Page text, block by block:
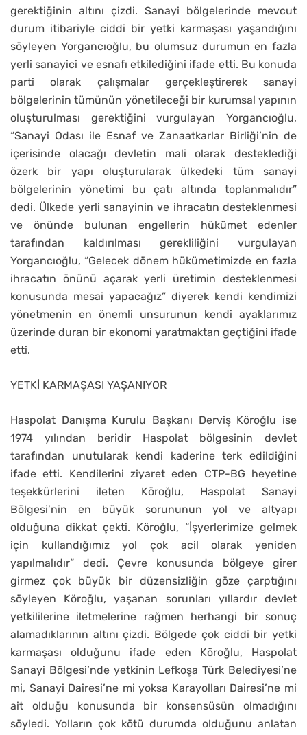
gerektiğinin altını çizdi. Sanayi bölgelerinde mevcut
durum itibariyle ciddi bir yetki karmaşası yaşandığını
söyleyen Yorgancıoğlu, bu olumsuz durumun en fazla
yerli sanayici ve esnafı etkilediğini ifade etti. Bu konuda
parti olarak çalışmalar gerçekleştirerek sanayi
bölgelerinin tümünün yönetileceği bir kurumsal yapının
oluşturulması gerektiğini vurgulayan Yorgancıoğlu,
“Sanayi Odası ile Esnaf ve Zanaatkarlar Birliği’nin de
içerisinde olacağı devletin mali olarak desteklediği
özerk bir yapı oluşturularak ülkedeki tüm sanayi
bölgelerinin yönetimi bu çatı altında toplanmalıdır”
dedi. Ülkede yerli sanayinin ve ihracatın desteklenmesi
ve önünde bulunan engellerin hükümet edenler
tarafından kaldırılması gerekliliğini vurgulayan
Yorgancıoğlu, “Gelecek dönem hükümetimizde en fazla
ihracatın önünü açarak yerli üretimin desteklenmesi
konusunda mesai yapacağız” diyerek kendi kendimizi
yönetmenin en önemli unsurunun kendi ayaklarımız
üzerinde duran bir ekonomi yaratmaktan geçtiğini ifade
etti.
YETKİ KARMAŞASI YAŞANIYOR
Haspolat Danışma Kurulu Başkanı Derviş Köroğlu ise
1974 yılından beridir Haspolat bölgesinin devlet
tarafından unutularak kendi kaderine terk edildiğini
ifade etti. Kendilerini ziyaret eden CTP-BG heyetine
teşekkürlerini ileten Köroğlu, Haspolat Sanayi
Bölgesi’nin en büyük sorununun yol ve altyapı
olduğuna dikkat çekti. Köroğlu, “İşyerlerimize gelmek
için kullandığımız yol çok acil olarak yeniden
yapılmalıdır” dedi. Çevre konusunda bölgeye girer
girmez çok büyük bir düzensizliğin göze çarptığını
söyleyen Köroğlu, yaşanan sorunları yıllardır devlet
yetkililerine iletmelerine rağmen herhangi bir sonuç
alamadıklarının altını çizdi. Bölgede çok ciddi bir yetki
karmaşası olduğunu ifade eden Köroğlu, Haspolat
Sanayi Bölgesi’nde yetkinin Lefkoşa Türk Belediyesi’ne
mi, Sanayi Dairesi’ne mi yoksa Karayolları Dairesi’ne mi
ait olduğu konusunda bir konsensüsün olmadığını
söyledi. Yolların çok kötü durumda olduğunu anlatan